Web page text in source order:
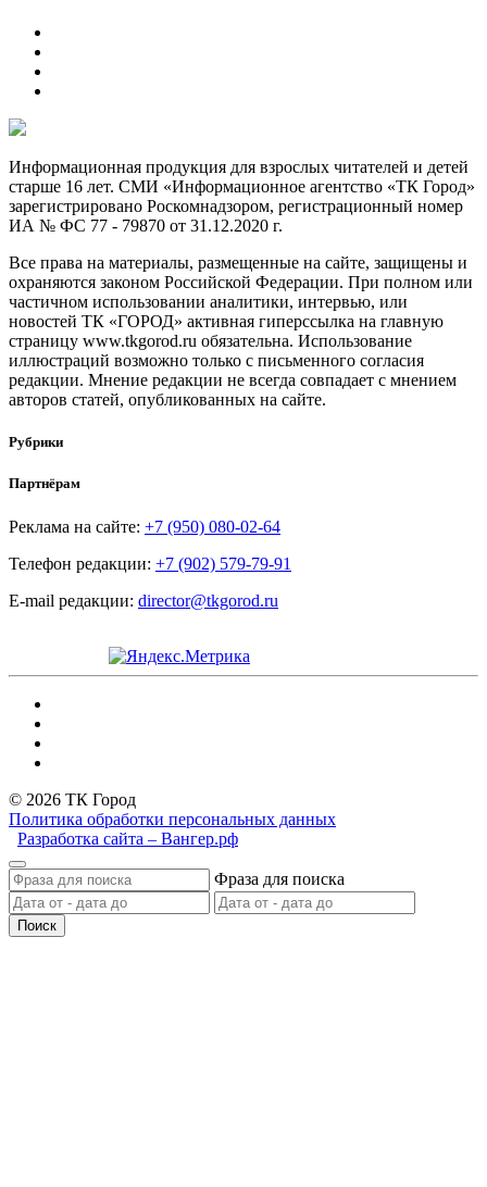
Информационная продукция для взрослых читателей и детей
старше 16 лет. СМИ «Информационное агентство «ТК Город»
зарегистрировано Роскомнадзором, регистрационный номер
ИА № ФС 77 - 79870 от 31.12.2020 г.
Все права на материалы, размещенные на сайте, защищены и
охраняются законом Российской Федерации. При полном или
частичном использовании аналитики, интервью, или
новостей ТК «ГОРОД» активная гиперссылка на главную
страницу www.tkgorod.ru обязательна. Использование
иллюстраций возможно только с письменного согласия
редакции. Мнение редакции не всегда совпадает с мнением
авторов статей, опубликованных на сайте.
Рубрики
Партнёрам
Реклама на сайте: +7 (950) 080-02-64
Телефон редакции: +7 (902) 579-79-91
E-mail редакции: director@tkgorod.ru
© 2026 ТК Город
Политика обработки персональных данных
Разработка сайта – Вангер.рф
Фраза для поиска
Поиск